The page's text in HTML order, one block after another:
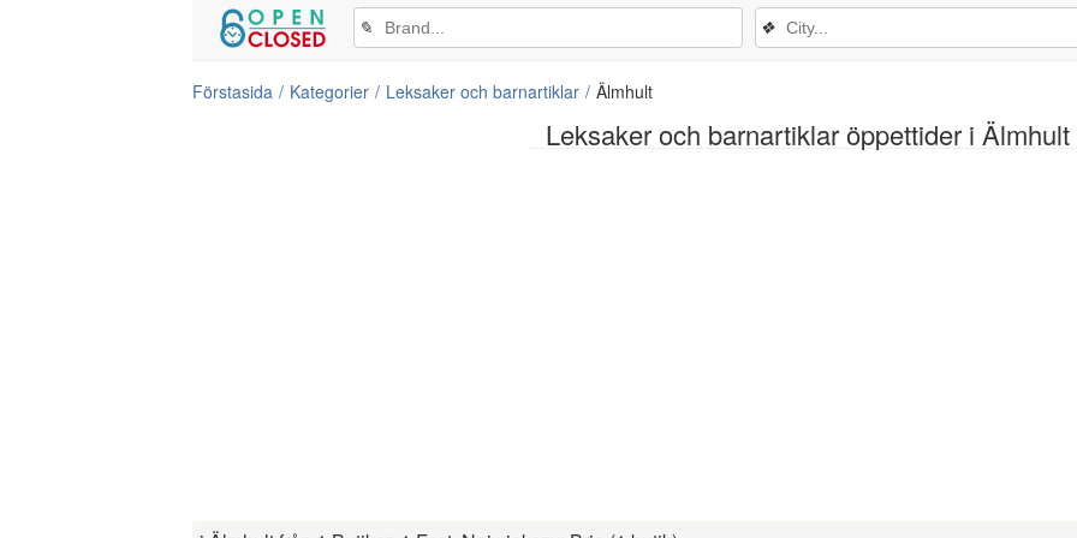
Leksaker och barnartiklar öppettider i Älmhult
✎ ❖
Förstasida Kategorier Leksaker och barnartiklar Älmhult